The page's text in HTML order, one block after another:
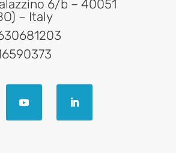
6/b – 40051
– Italy